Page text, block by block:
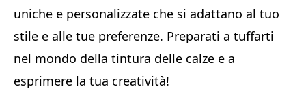
uniche e personalizzate che si adattano al tuo
stile e alle tue preferenze. Preparati a tuffarti
nel mondo della tintura delle calze e a
esprimere la tua creatività!